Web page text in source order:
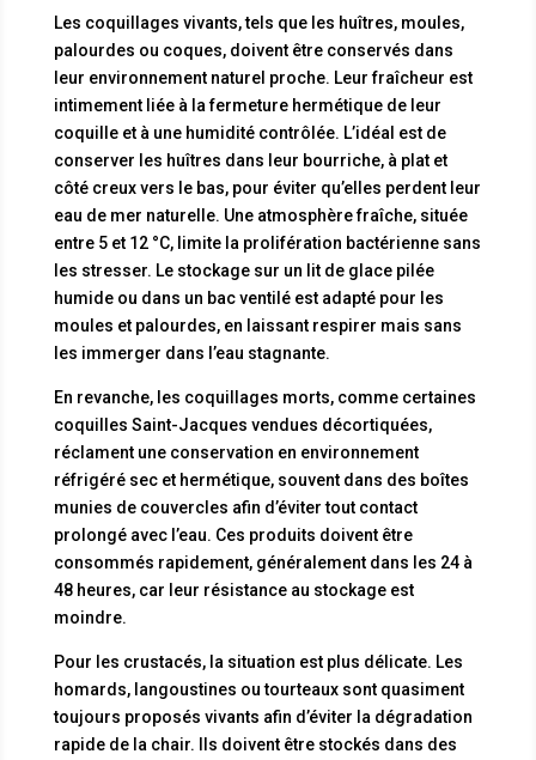
Les coquillages vivants, tels que les huîtres, moules,
palourdes ou coques, doivent être conservés dans
leur environnement naturel proche. Leur fraîcheur est
intimement liée à la fermeture hermétique de leur
coquille et à une humidité contrôlée. L’idéal est de
conserver les huîtres dans leur bourriche, à plat et
côté creux vers le bas, pour éviter qu’elles perdent leur
eau de mer naturelle. Une atmosphère fraîche, située
entre 5 et 12 °C, limite la prolifération bactérienne sans
les stresser. Le stockage sur un lit de glace pilée
humide ou dans un bac ventilé est adapté pour les
moules et palourdes, en laissant respirer mais sans
les immerger dans l’eau stagnante.
En revanche, les coquillages morts, comme certaines
coquilles Saint-Jacques vendues décortiquées,
réclament une conservation en environnement
réfrigéré sec et hermétique, souvent dans des boîtes
munies de couvercles afin d’éviter tout contact
prolongé avec l’eau. Ces produits doivent être
consommés rapidement, généralement dans les 24 à
48 heures, car leur résistance au stockage est
moindre.
Pour les crustacés, la situation est plus délicate. Les
homards, langoustines ou tourteaux sont quasiment
toujours proposés vivants afin d’éviter la dégradation
rapide de la chair. Ils doivent être stockés dans des